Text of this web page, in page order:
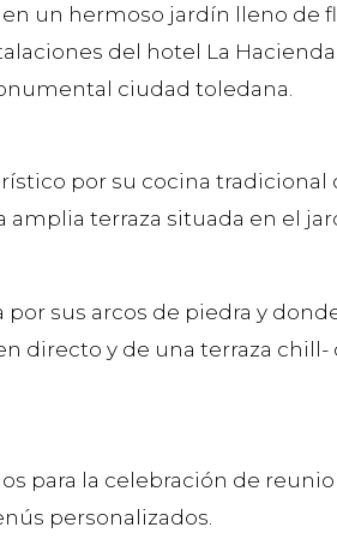
un hermoso jardín lleno de
del hotel La
ciudad toledana.
por su cocina tradicional
terraza situada en el
sus arcos de piedra y
directo y de una terraza
para la celebración de
personalizados.